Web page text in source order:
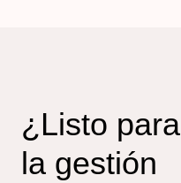
¿Listo para
la gestión